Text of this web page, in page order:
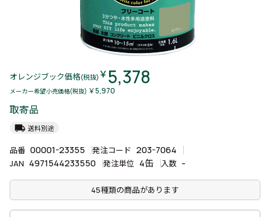
オレンジブック価格(税抜) ￥5,378
メーカー希望小売価格(税抜) ￥5,970
取寄品
local_shipping 送料別途
品番 00001-23355 発注コード 203-7064
JAN 4971544233550 発注単位 4缶 入数 -
45種類の商品があります